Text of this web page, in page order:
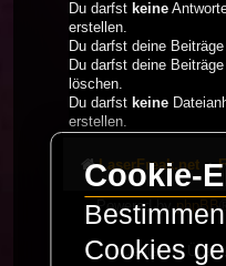
Du darfst keine
erstellen.
Du darfst deine
Du darfst deine
löschen.
Du darfst keine
erstellen.
LaserFreak.net
Powered byphpBB
Deutsche
Cookie-
Cookies